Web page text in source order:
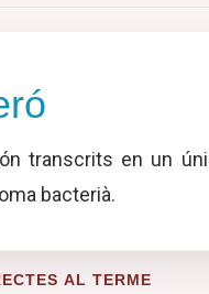
transcrits en un
bacterià.
AL TERME